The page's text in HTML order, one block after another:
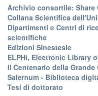
Archivio consortile: Share
Collana Scientifica
Dipartimenti e Centri di
scientifiche
Edizioni Sinestesie
ELPHi, Electronic Library
Il Centenario della Grande
Salernum - Biblioteca
Tesi di dottorato